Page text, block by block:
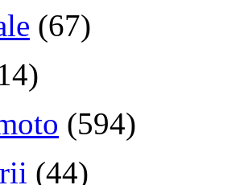
(67)
(594)
(44)